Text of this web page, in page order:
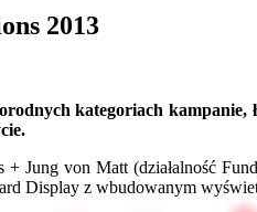
2013
kategoriach kampanie,
von Matt (działalność
Display z wbudowanym